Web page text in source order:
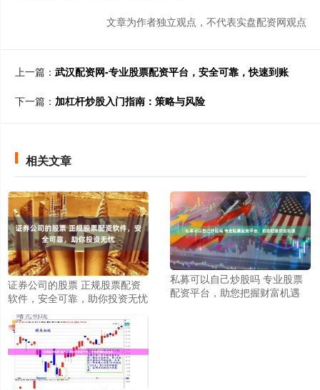
文章为作者独立观点，不代表实盘配资网观点
上一篇： 武汉配资网-专业股票配资平台，安全可靠，快速到账
下一篇： 加杠杆炒股入门指南：策略与风险
相关文章
证券公司的股票 正规股票配资
软件，安全可靠，助你投资无忧
私募可以自己炒股吗 专业股票
配资平台，助您把握财富机遇